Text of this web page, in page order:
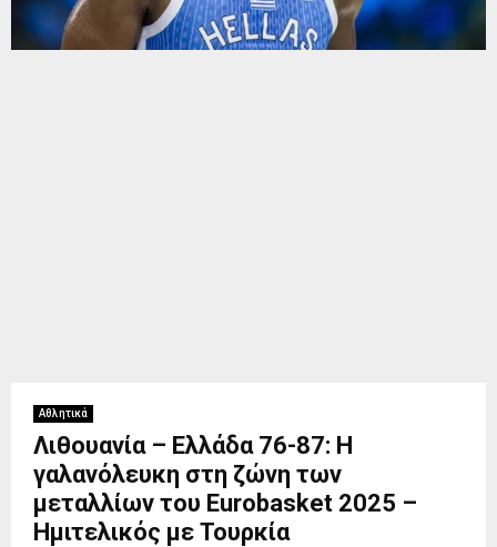
Αθλητικά
Λιθουανία – Ελλάδα 76-87: Η
γαλανόλευκη στη ζώνη των
μεταλλίων του Eurobasket 2025 –
Ημιτελικός με Τουρκία